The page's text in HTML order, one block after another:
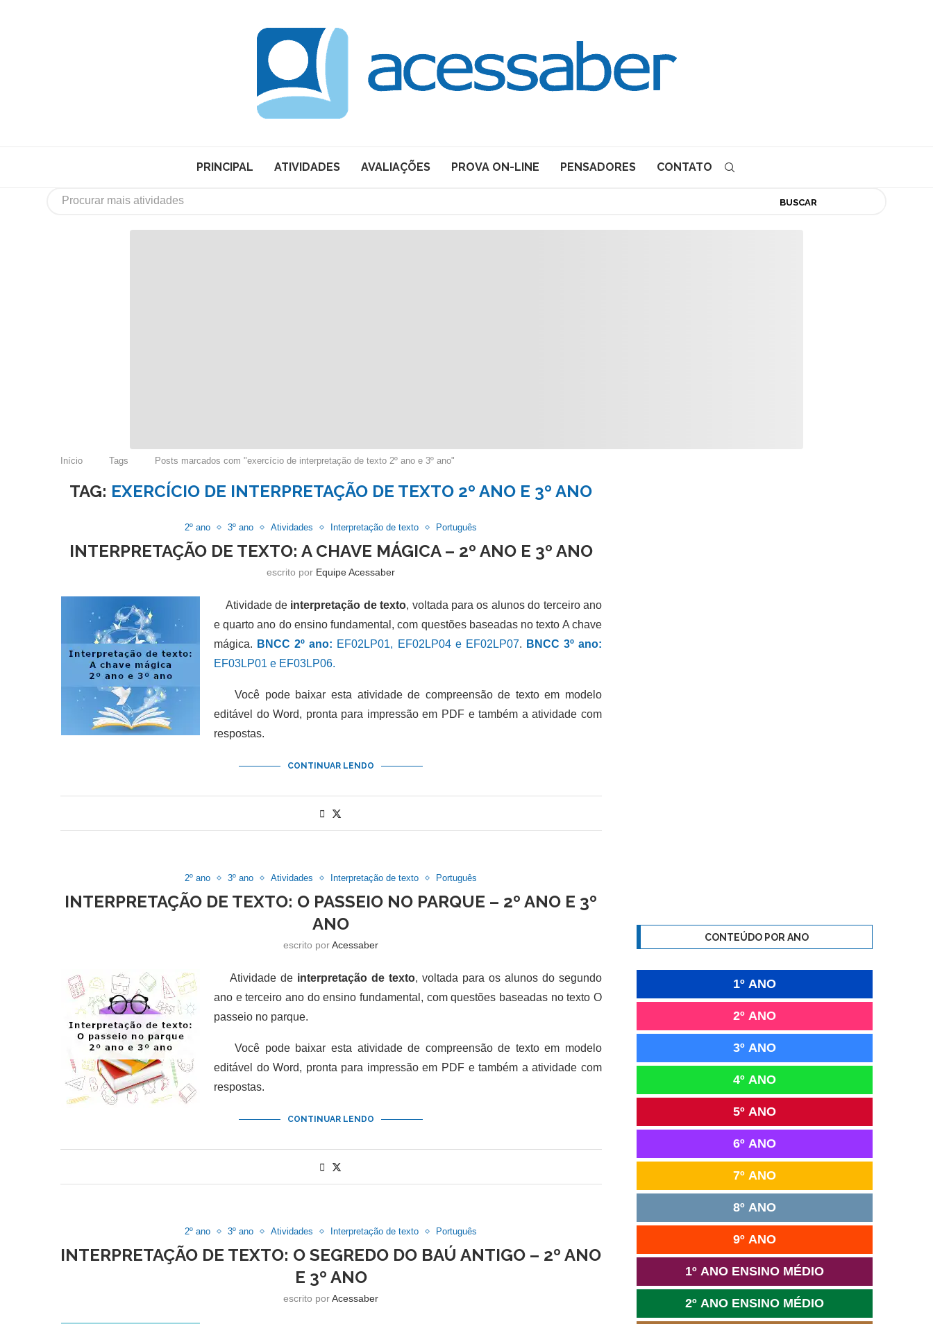
PRINCIPAL ATIVIDADES AVALIAÇÕES PROVA ON-LINE PENSADORES CONTATO
BUSCAR
Início Tags Posts marcados com "exercício de interpretação de texto 2º ano e 3º ano"
TAG: EXERCÍCIO DE INTERPRETAÇÃO DE TEXTO 2º ANO E 3º ANO
2º ano 3º ano Atividades Interpretação de texto Português
INTERPRETAÇÃO DE TEXTO: A CHAVE MÁGICA – 2º ANO E 3º ANO
escrito por Equipe Acessaber
Atividade de interpretação de texto, voltada para os alunos do terceiro ano
e quarto ano do ensino fundamental, com questões baseadas no texto A chave
mágica. BNCC 2º ano: EF02LP01, EF02LP04 e EF02LP07. BNCC 3º ano:
EF03LP01 e EF03LP06.
Você pode baixar esta atividade de compreensão de texto em modelo
editável do Word, pronta para impressão em PDF e também a atividade com
respostas.
CONTINUAR LENDO
2º ano 3º ano Atividades Interpretação de texto Português
INTERPRETAÇÃO DE TEXTO: O PASSEIO NO PARQUE – 2º ANO E 3º
ANO
escrito porAcessaber
Atividade de interpretação de texto, voltada para os alunos do segundo
ano e terceiro ano do ensino fundamental, com questões baseadas no texto O
passeio no parque.
Você pode baixar esta atividade de compreensão de texto em modelo
editável do Word, pronta para impressão em PDF e também a atividade com
respostas.
CONTINUAR LENDO
2º ano 3º ano Atividades Interpretação de texto Português
INTERPRETAÇÃO DE TEXTO: O SEGREDO DO BAÚ ANTIGO – 2º ANO
E 3º ANO
escrito porAcessaber
CONTEÚDO POR ANO
1º ANO
2º ANO
3º ANO
4º ANO
5º ANO
6º ANO
7º ANO
8º ANO
9º ANO
1º ANO ENSINO MÉDIO
2º ANO ENSINO MÉDIO